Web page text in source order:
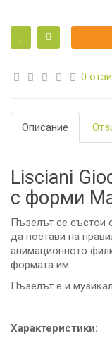
0
Описание
Lisciani
с форми
Пъзелът се състои
да постави на
анимационното
формата им.
Пъзелът е и
Характеристики: